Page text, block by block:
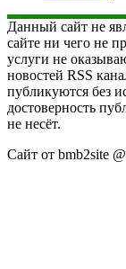
Данный сайт не
сайте ни чего не
услуги не
новостей RSS
публикуются без
достоверность
не несёт.
Сайт от bmb2site